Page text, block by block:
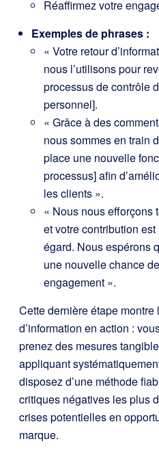
Réaffirmez votre
Exemples de phrases :
« Votre retour
nous l’utilisons pour
processus de contrôle
personnel].
« Grâce à des
nous sommes en train
place une nouvelle
processus] afin
les clients ».
« Nous nous efforçons
et votre contribution
égard. Nous espérons
une nouvelle chance
engagement ».
Cette dernière étape
d’information en action :
prenez des mesures
appliquant
disposez d’une méthode
critiques négatives les plus
crises potentielles en
marque.